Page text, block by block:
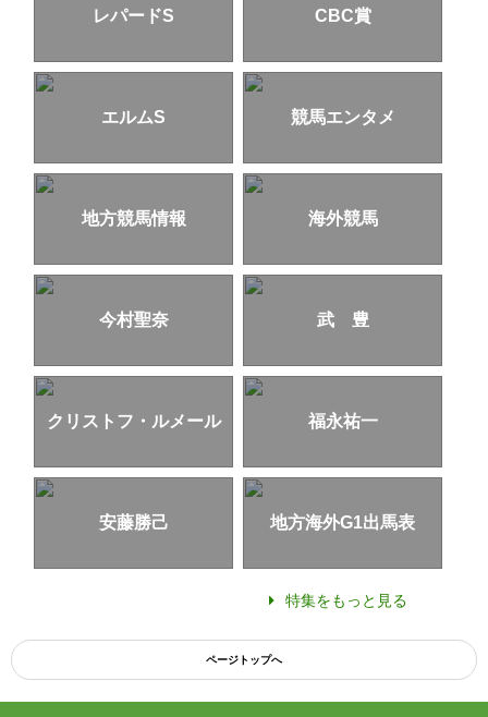
レパードS CBC賞
エルムS 競馬エンタメ
地方競馬情報 海外競馬
今村聖奈 武 豊
クリストフ・ルメール 福永祐一
安藤勝己 地方海外G1出馬表
特集をもっと見る
ページトップへ